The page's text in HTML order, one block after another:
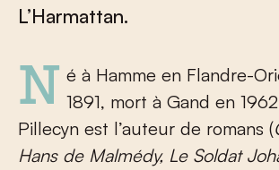
L’Harmattan.
Né à Hamme en Flandre-Orientale en 1891, mort à Gand en
Pillecyn est l’auteur de romans (
Hans de Malmédy, Le Soldat